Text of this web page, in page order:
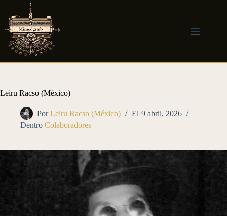
contenido
Leiru Racso (México)
Por Leiru Racso (México) El 9 abril, 2026
Dentro Colaboradores